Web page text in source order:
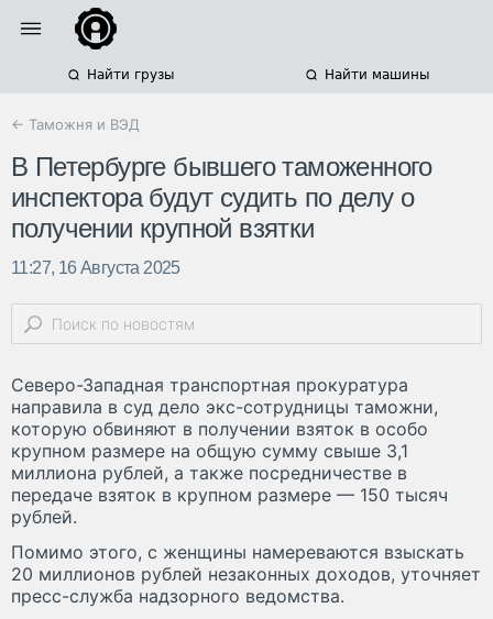
Найти грузы Найти машины
← Таможня и ВЭД
В Петербурге бывшего таможенного
инспектора будут судить по делу о
получении крупной взятки
11:27, 16 Августа 2025
Северо-Западная транспортная прокуратура
направила в суд дело экс-сотрудницы таможни,
которую обвиняют в получении взяток в особо
крупном размере на общую сумму свыше 3,1
миллиона рублей, а также посредничестве в
передаче взяток в крупном размере — 150 тысяч
рублей.
Помимо этого, с женщины намереваются взыскать
20 миллионов рублей незаконных доходов, уточняет
пресс-служба надзорного ведомства.